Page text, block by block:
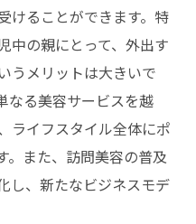
けることができます。特
中の親にとって、外出す
うメリットは大きいで
なる美容サービスを越
ライフスタイル全体にポ
。また、訪問美容の普及
し、新たなビジネスモデ